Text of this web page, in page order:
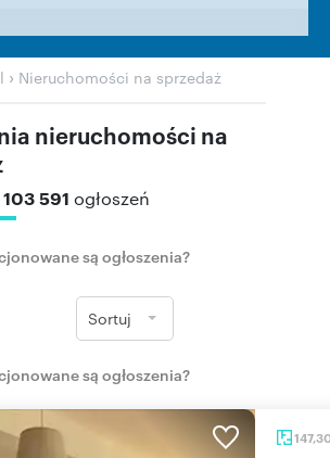
› Nieruchomości na sprzedaż
nieruchomości na
103 591 ogłoszeń
są ogłoszenia?
Sortuj
są ogłoszenia?